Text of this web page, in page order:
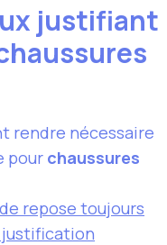
justifiant
rendre nécessaire
pour chaussures
repose toujours
justification